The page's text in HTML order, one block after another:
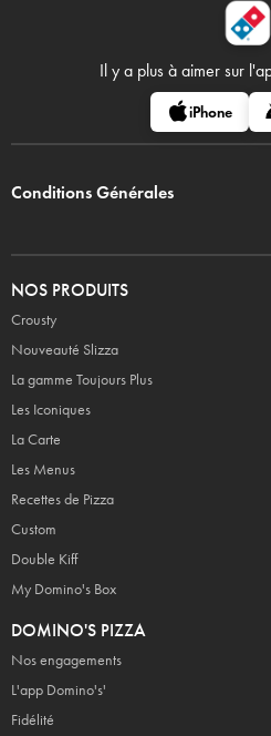
Il y a plus à aimer sur
iPhone
Conditions Générales
NOS PRODUITS
Crousty
Nouveauté Slizza
La gamme Toujours Plus
Les Iconiques
La Carte
Les Menus
Recettes de Pizza
Custom
Double Kiff
My Domino's Box
DOMINO'S PIZZA
Nos engagements
L'app Domino's'
Fidélité